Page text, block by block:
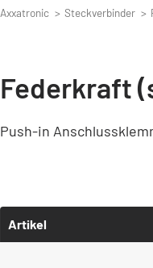
Axxatronic Steckverbinder
Federkraft
Push-in
Artikel